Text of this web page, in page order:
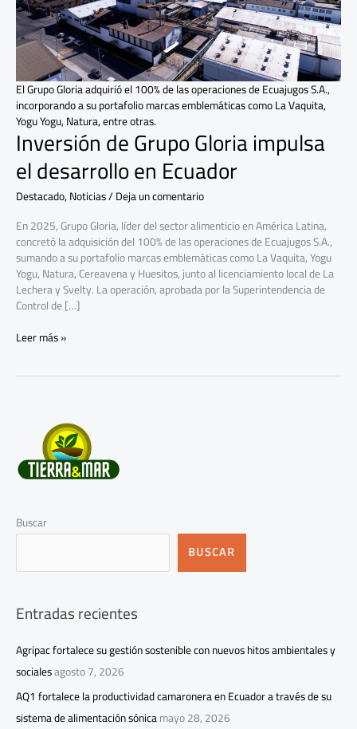
Inversión de Grupo Gloria impulsa
el desarrollo en Ecuador
Destacado,Noticias/Deja un comentario
En 2025, Grupo Gloria, líder del sector alimenticio en América Latina,
concretó la adquisición del 100% de las operaciones de Ecuajugos S.A.,
sumando a su portafolio marcas emblemáticas como La Vaquita, Yogu
Yogu, Natura, Cereavena y Huesitos, junto al licenciamiento local de La
Lechera y Svelty. La operación, aprobada por la Superintendencia de
Control de […]
en
Ecuador
Leer más »
El Grupo Gloria adquirió el 100% de las operaciones de Ecuajugos S.A.,
incorporando a su portafolio marcas emblemáticas como La Vaquita,
Yogu Yogu, Natura, entre otras.
Buscar
BUSCAR
Entradas recientes
Agripac fortalece su gestión sostenible con nuevos hitos ambientales y
socialesagosto 7, 2026
AQ1 fortalece la productividad camaronera en Ecuador a través de su
sistema de alimentación sónicamayo 28, 2026